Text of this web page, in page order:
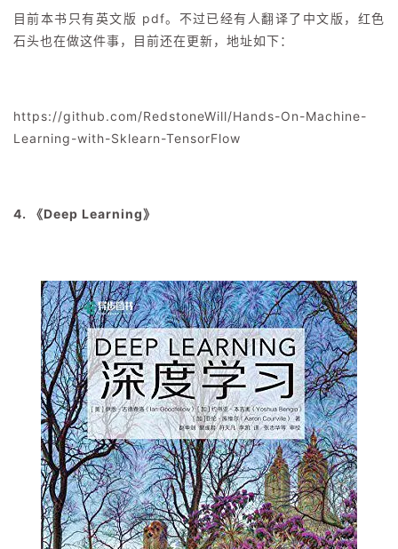
目前本书只有英文版 pdf。不过已经有人翻译了中文版，红色
石头也在做这件事，目前还在更新，地址如下：
https://github.com/RedstoneWill/Hands-On-Machine-
Learning-with-Sklearn-TensorFlow
4. 《Deep Learning》